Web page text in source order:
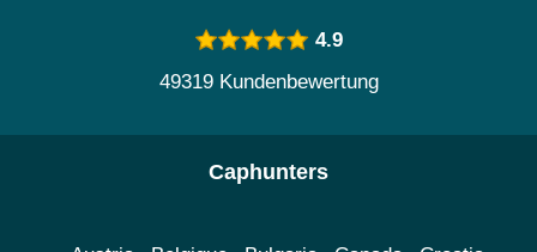
4.9
49319 Kundenbewertung
Caphunters